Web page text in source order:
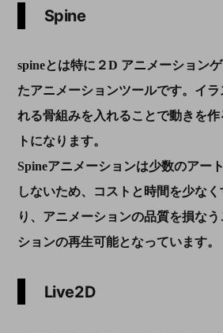
Spine
spineとは特に２D アニメーション
たアニメーションツールです。イ
れる骨組みを入れることで動きを
トになります。
Spineアニメーションは少数のアー
しないため、コストと時間を少な
り、アニメーションの品質を損な
ションの再生可能となっています。
Live2D